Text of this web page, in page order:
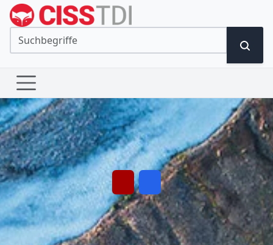
DER Geodaten-Shop.
Unter anderem bundesweite ALKIS-Daten in DXF und SHAPE.